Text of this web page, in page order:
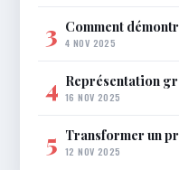
3 Comment
4 NOV 2025
4 Représentation
16 NOV 2025
5 Transformer un
12 NOV 2025